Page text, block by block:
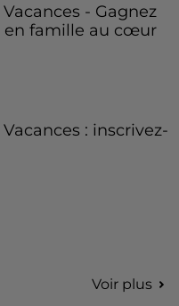
- Gagnez
en famille au cœur
: inscrivez-
Voir plus